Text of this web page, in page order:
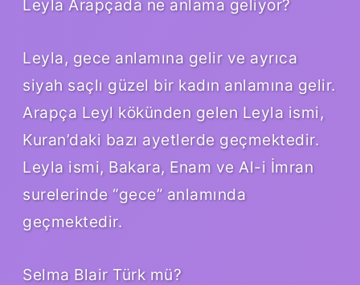
Leyla Arapçada ne anlama geliyor?
Leyla, gece anlamına gelir ve ayrıca
siyah saçlı güzel bir kadın anlamına gelir.
Arapça Leyl kökünden gelen Leyla ismi,
Kuran’daki bazı ayetlerde geçmektedir.
Leyla ismi, Bakara, Enam ve Al-i İmran
surelerinde “gece” anlamında
geçmektedir.
Selma Blair Türk mü?